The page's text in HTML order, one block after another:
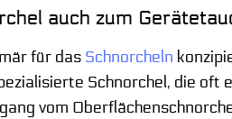
auch zum
für das Schnorcheln
Schnorchel, die
vom